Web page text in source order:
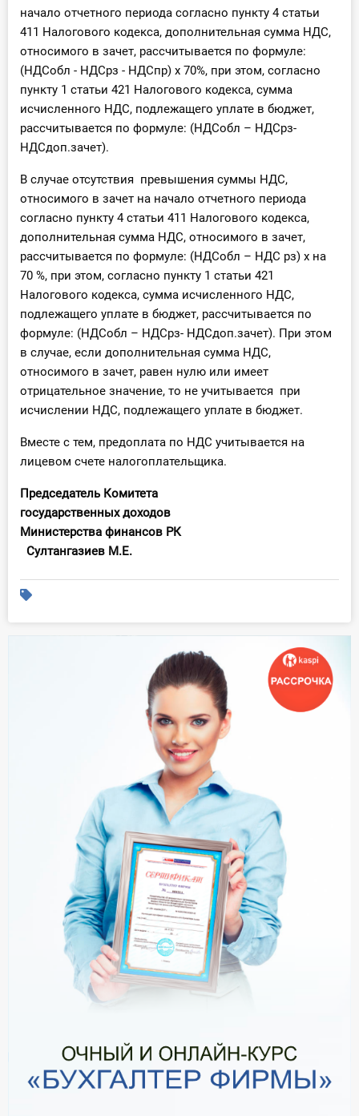
начало отчетного периода согласно пункту 4 статьи
411 Налогового кодекса, дополнительная сумма НДС,
относимого в зачет, рассчитывается по формуле:
(НДСобл - НДСрз - НДСпр) x 70%, при этом, согласно
пункту 1 статьи 421 Налогового кодекса, сумма
исчисленного НДС, подлежащего уплате в бюджет,
рассчитывается по формуле: (НДСобл – НДСрз-
НДСдоп.зачет).
В случае отсутствия превышения суммы НДС,
относимого в зачет на начало отчетного периода
согласно пункту 4 статьи 411 Налогового кодекса,
дополнительная сумма НДС, относимого в зачет,
рассчитывается по формуле: (НДСобл – НДС рз) x на
70 %, при этом, согласно пункту 1 статьи 421
Налогового кодекса, сумма исчисленного НДС,
подлежащего уплате в бюджет, рассчитывается по
формуле: (НДСобл – НДСрз- НДСдоп.зачет). При этом
в случае, если дополнительная сумма НДС,
относимого в зачет, равен нулю или имеет
отрицательное значение, то не учитывается при
исчислении НДС, подлежащего уплате в бюджет.
Вместе с тем, предоплата по НДС учитывается на
лицевом счете налогоплательщика.
Председатель Комитета
государственных доходов
Министерства финансов РК
Султангазиев М.Е.